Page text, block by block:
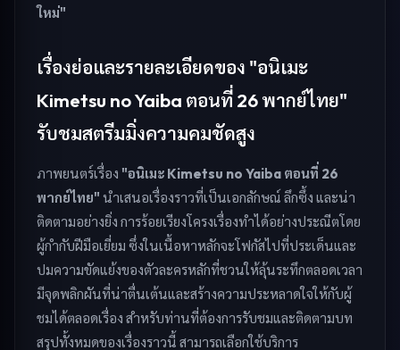
ใหม่"
เรื่องย่อและรายละเอียดของ "อนิเมะ
Kimetsu no Yaiba ตอนที่ 26 พากย์ไทย"
รับชมสตรีมมิ่งความคมชัดสูง
ภาพยนตร์เรื่อง "อนิเมะ Kimetsu no Yaiba ตอนที่ 26
พากย์ไทย" นำเสนอเรื่องราวที่เป็นเอกลักษณ์ ลึกซึ้ง และน่า
ติดตามอย่างยิ่ง การร้อยเรียงโครงเรื่องทำได้อย่างประณีตโดย
ผู้กำกับฝีมือเยี่ยม ซึ่งในเนื้อหาหลักจะโฟกัสไปที่ประเด็นและ
ปมความขัดแย้งของตัวละครหลักที่ชวนให้ลุ้นระทึกตลอดเวลา
มีจุดพลิกผันที่น่าตื่นเต้นและสร้างความประหลาดใจให้กับผู้
ชมได้ตลอดเรื่อง สำหรับท่านที่ต้องการรับชมและติดตามบท
สรุปทั้งหมดของเรื่องราวนี้ สามารถเลือกใช้บริการ